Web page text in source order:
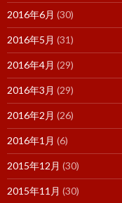
2016年6月 (30)
2016年5月 (31)
2016年4月 (29)
2016年3月 (29)
2016年2月 (26)
2016年1月 (6)
2015年12月 (30)
2015年11月 (30)